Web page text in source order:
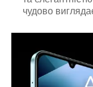
чудово